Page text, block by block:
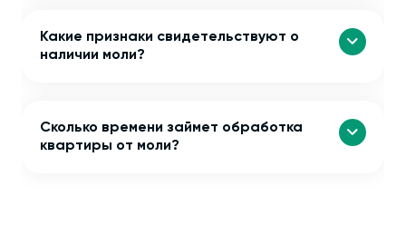
Какие признаки свидетельствуют о
наличии моли?
Сколько времени займет обработка
квартиры от моли?